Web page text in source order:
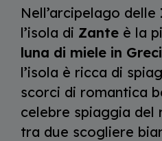
Nell’arcipelago delle
l’isola di Zanteè la
luna di miele in
l’isola è ricca di
scorci di romantica
celebre spiaggia
tra due scogliere